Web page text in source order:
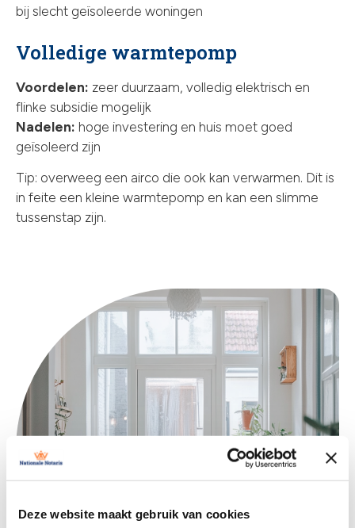
Deze website maakt gebruik van cookies
bij slecht geïsoleerde woningen
Volledige warmtepomp
Voordelen: zeer duurzaam, volledig elektrisch en
flinke subsidie mogelijk
Nadelen: hoge investering en huis moet goed
geïsoleerd zijn
Tip: overweeg een airco die ook kan verwarmen. Dit is
in feite een kleine warmtepomp en kan een slimme
tussenstap zijn.